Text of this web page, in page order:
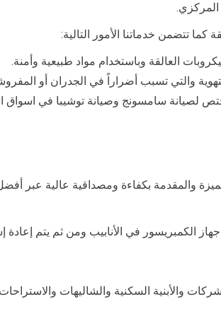
المركزي.
تتضمن خدماتنا الأمور التالية:
العالقة وباستخدام مواد طبيعية وأمنة.
والتي تسبب أضراراً في الجدران أو
تكييف مركزي مختص لصيانة سامسونج وصيانة توشيبا
والمقدمة بكفاءة ومصداقية عالية عبر
الكمبريسور في الأنابيب ومن ثم يتم إعادة
والأبنية السكنية والشاليهات والاستراحات